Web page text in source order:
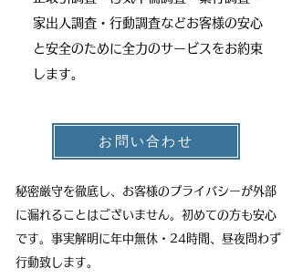
家出人調査・行動調査などお客様の安心
と安全のために全力のサービスをお約束
します。
お問い合わせ
秘密厳守を徹底し、お客様のプライバシーが外部
に漏れることはございません。初めての方も安心
です。事実解明に年中無休・24時間、昼夜問わず
行動致します。